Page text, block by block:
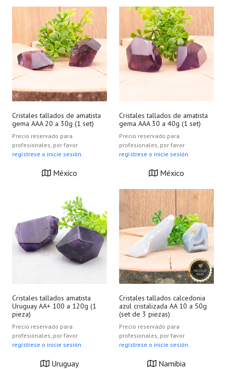
Cristales tallados de amatista
gema AAA 20 a 30g (1 set)
Precio reservado para
profesionales, por favor
regístrese o inicie sesión.
México
Cristales tallados de amatista
gema AAA 30 a 40g (1 set)
Precio reservado para
profesionales, por favor
regístrese o inicie sesión.
México
Cristales tallados amatista
Uruguay AA+ 100 a 120g (1
pieza)
Precio reservado para
profesionales, por favor
regístrese o inicie sesión.
Uruguay
Cristales tallados calcedonia
azul cristalizada AA 10 a 50g
(set de 3 piezas)
Precio reservado para
profesionales, por favor
regístrese o inicie sesión.
Namibia